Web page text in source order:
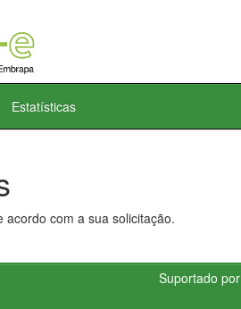
Estatísticas
com a sua solicitação.
Suportado por